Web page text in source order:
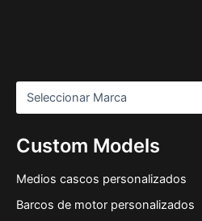
Custom Models
Medios cascos personalizados
Barcos de motor personalizados